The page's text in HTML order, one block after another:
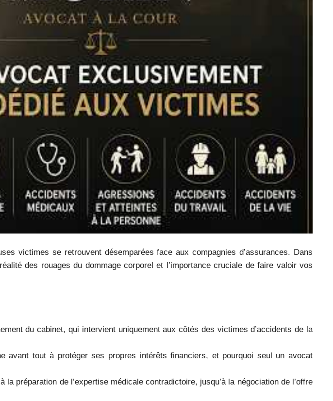
victimes se retrouvent désemparées face aux compagnies d’assurances. Dans
des rouages du dommage corporel et l’importance cruciale de faire valoir vos
du cabinet, qui intervient uniquement aux côtés des victimes d’accidents de la
avant tout à protéger ses propres intérêts financiers, et pourquoi seul un avocat
la préparation de l’expertise médicale contradictoire, jusqu’à la négociation de l’offre